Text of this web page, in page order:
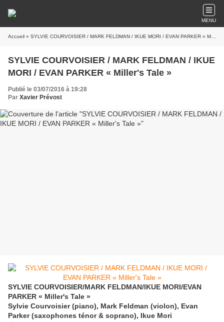
MENU
Accueil » SYLVIE COURVOISIER / MARK FELDMAN / IKUE MORI / EVAN PARKER « Miller's Tale »
SYLVIE COURVOISIER / MARK FELDMAN / IKUE
MORI / EVAN PARKER « Miller's Tale »
Publié le 03/07/2016 à 19:28
Par Xavier Prévost
SYLVIE COURVOISIER/MARK FELDMAN/IKUE MORI/EVAN
PARKER « Miller's Tale »
Sylvie Courvoisier (piano), Mark Feldman (violon), Evan
Parker (saxophones ténor & soprano), Ikue Mori